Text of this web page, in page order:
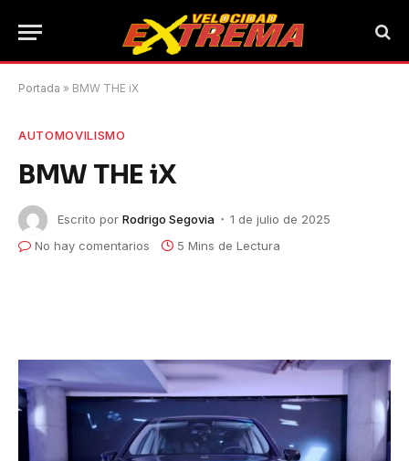
Portada » BMW THE iX
AUTOMOVILISMO
BMW THE iX
Escrito por Rodrigo Segovia
1 de julio de 2025
No hay comentarios
5 Mins de Lectura